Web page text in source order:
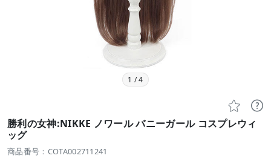
1 /4
 
勝利の女神:NIKKE ノワール バニーガール コスプレウィ
ッグ
商品番号：COTA002711241